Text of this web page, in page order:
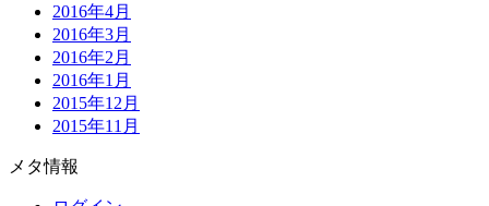
2016年4月
2016年3月
2016年2月
2016年1月
2015年12月
2015年11月
メタ情報